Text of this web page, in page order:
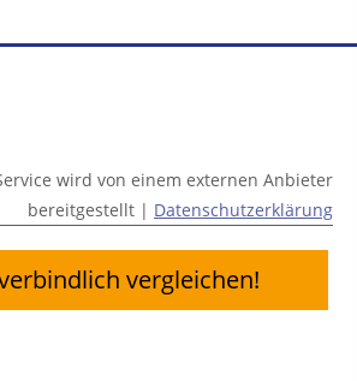
wird von einem externen Anbieter
bereitgestellt | Datenschutzerklärung
vergleichen!